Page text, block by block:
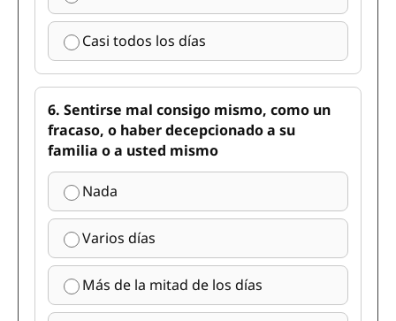
Casi todos los días
6. Sentirse mal consigo mismo, como un
fracaso, o haber decepcionado a su
familia o a usted mismo
Nada
Varios días
Más de la mitad de los días